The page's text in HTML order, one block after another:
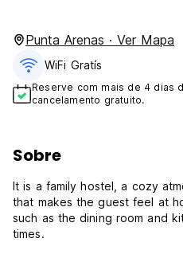
Punta Arenas · Ver Mapa
WiFi Gratís
Reserve com mais de 4 dias
cancelamento gratuito.
Sobre
It is a family hostel, a cozy
that makes the guest feel at
such as the dining room and
times.